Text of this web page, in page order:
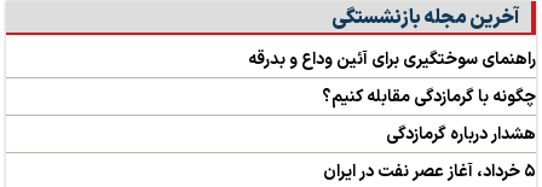
آخرین مجله بازنشستگی
راهنمای سوختگیری برای آئین وداع و بدرقه
چگونه با گرمازدگی مقابله کنیم؟
هشدار درباره گرمازدگی
۵ خرداد، آغاز عصر نفت در ایران